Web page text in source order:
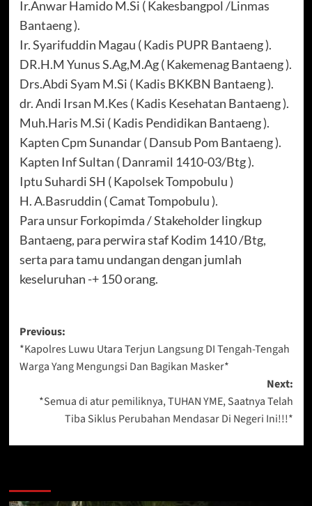
Ir.Anwar Hamido M.Si ( Kakesbangpol /Linmas
Bantaeng ).
Ir. Syarifuddin Magau ( Kadis PUPR Bantaeng ).
DR.H.M Yunus S.Ag,M.Ag ( Kakemenag Bantaeng ).
Drs.Abdi Syam M.Si ( Kadis BKKBN Bantaeng ).
dr. Andi Irsan M.Kes ( Kadis Kesehatan Bantaeng ).
Muh.Haris M.Si ( Kadis Pendidikan Bantaeng ).
Kapten Cpm Sunandar ( Dansub Pom Bantaeng ).
Kapten Inf Sultan ( Danramil 1410-03/Btg ).
Iptu Suhardi SH ( Kapolsek Tompobulu )
H. A.Basruddin ( Camat Tompobulu ).
Para unsur Forkopimda / Stakeholder lingkup
Bantaeng, para perwira staf Kodim 1410 /Btg,
serta para tamu undangan dengan jumlah
keseluruhan -+ 150 orang.
Post
navigation
Previous:
*Kapolres Luwu Utara Terjun Langsung DI Tengah-Tengah
Warga Yang Mengungsi Dan Bagikan Masker*
Next:
*Semua di atur pemiliknya, TUHAN YME, Saatnya Telah
Tiba Siklus Perubahan Mendasar Di Negeri Ini!!!*